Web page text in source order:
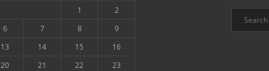
1
2
6 7 8
9
13 14 15
16
20 21 22
23